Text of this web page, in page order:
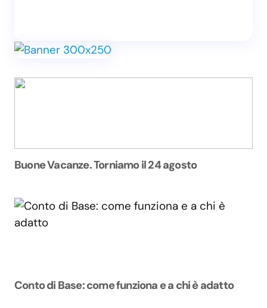
Buone Vacanze. Torniamo il 24 agosto
Conto di Base: come funziona e a chi è adatto